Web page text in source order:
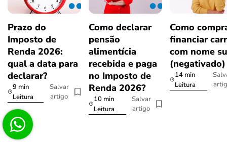
Prazo do
Imposto de
Renda 2026:
qual a data para
declarar?
9 min
Leitura
Salvar
artigo
Como declarar
pensão
alimentícia
recebida e paga
no Imposto de
Renda 2026?
10 min
Leitura
Salvar
artigo
Como
financiar
com nome
(negativado)
14 min
Leitura